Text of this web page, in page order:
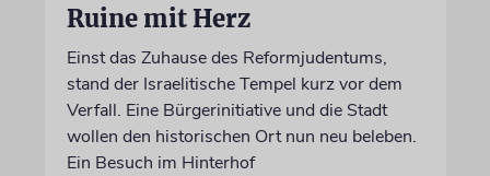
Ruine mit Herz
Einst das Zuhause des Reformjudentums,
stand der Israelitische Tempel kurz vor dem
Verfall. Eine Bürgerinitiative und die Stadt
wollen den historischen Ort nun neu beleben.
Ein Besuch im Hinterhof